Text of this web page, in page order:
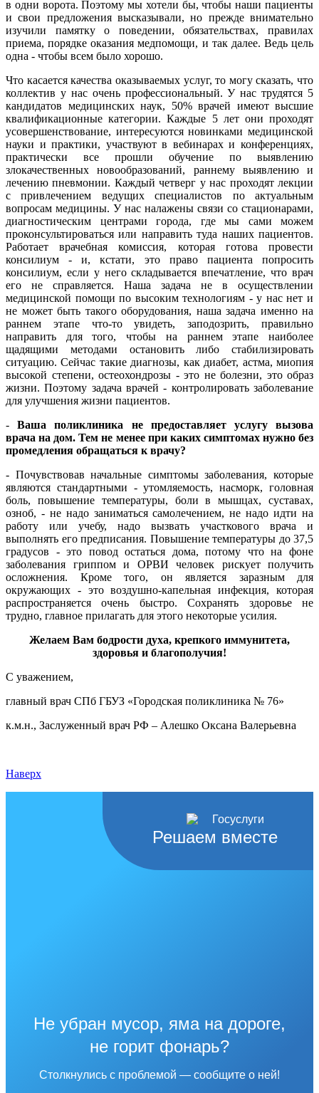
в одни ворота. Поэтому мы хотели бы, чтобы наши пациенты
и свои предложения высказывали, но прежде внимательно
изучили памятку о поведении, обязательствах, правилах
приема, порядке оказания медпомощи, и так далее. Ведь цель
одна - чтобы всем было хорошо.
Что касается качества оказываемых услуг, то могу сказать, что
коллектив у нас очень профессиональный. У нас трудятся 5
кандидатов медицинских наук, 50% врачей имеют высшие
квалификационные категории. Каждые 5 лет они проходят
усовершенствование, интересуются новинками медицинской
науки и практики, участвуют в вебинарах и конференциях,
практически все прошли обучение по выявлению
злокачественных новообразований, раннему выявлению и
лечению пневмонии. Каждый четверг у нас проходят лекции
с привлечением ведущих специалистов по актуальным
вопросам медицины. У нас налажены связи со стационарами,
диагностическим центрами города, где мы сами можем
проконсультироваться или направить туда наших пациентов.
Работает врачебная комиссия, которая готова провести
консилиум - и, кстати, это право пациента попросить
консилиум, если у него складывается впечатление, что врач
его не справляется. Наша задача не в осуществлении
медицинской помощи по высоким технологиям - у нас нет и
не может быть такого оборудования, наша задача именно на
раннем этапе что-то увидеть, заподозрить, правильно
направить для того, чтобы на раннем этапе наиболее
щадящими методами остановить либо стабилизировать
ситуацию. Сейчас такие диагнозы, как диабет, астма, миопия
высокой степени, остеохондрозы - это не болезни, это образ
жизни. Поэтому задача врачей - контролировать заболевание
для улучшения жизни пациентов.
-Ваша поликлиника не предоставляет услугу вызова
врача на дом. Тем не менее при каких симптомах нужно без
промедления обращаться к врачу?
- Почувствовав начальные симптомы заболевания, которые
являются стандартными - утомляемость, насморк, головная
боль, повышение температуры, боли в мышцах, суставах,
озноб, - не надо заниматься самолечением, не надо идти на
работу или учебу, надо вызвать участкового врача и
выполнять его предписания. Повышение температуры до 37,5
градусов - это повод остаться дома, потому что на фоне
заболевания гриппом и ОРВИ человек рискует получить
осложнения. Кроме того, он является заразным для
окружающих - это воздушно-капельная инфекция, которая
распространяется очень быстро. Сохранять здоровье не
трудно, главное прилагать для этого некоторые усилия.
Желаем Вам бодрости духа, крепкого иммунитета,
здоровья и благополучия!
С уважением,
главный врач СПб ГБУЗ «Городская поликлиника № 76»
к.м.н., Заслуженный врач РФ – Алешко Оксана Валерьевна
Наверх
Решаем вместе
Не убран мусор, яма на дороге,
не горит фонарь?
Столкнулись с проблемой — сообщите о ней!